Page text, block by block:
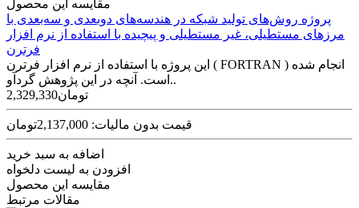
مقایسه این محصول
پروژه روش‌های تولید شبکه در هندسه‌های دوبعدی و سه‌بعدی با
مرز‌های مستطیلی، غیر مستطیلی و پیچیده با استفاده از نرم افزار
فرترن
این پروژه با استفاده از نرم افزار فرترن ( FORTRAN ) انجام شده
است. آنچه در این پژوهش گردآو..
2,329,330تومان
قیمت بدون مالیات: 2,137,000تومان
اضافه به سبد خرید
افزودن به لیست دلخواه
مقایسه این محصول
مقالات مرتبط